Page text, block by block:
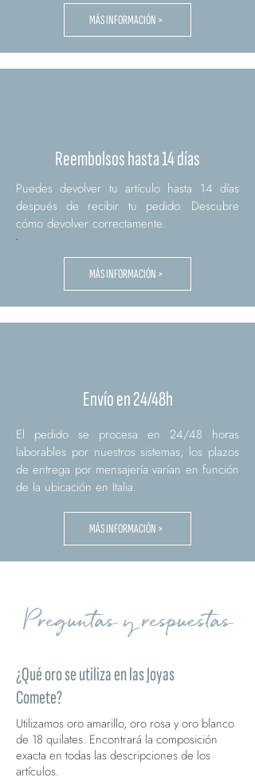
MÁS INFORMACIÓN >
Reembolsos hasta 14 días
Puedes devolver tu artículo hasta 14 días
después de recibir tu pedido. Descubre
cómo devolver correctamente.
MÁS INFORMACIÓN >
Envío en 24/48h
El pedido se procesa en 24/48 horas
laborables por nuestros sistemas, los plazos
de entrega por mensajería varían en función
de la ubicación en Italia.
MÁS INFORMACIÓN >
Preguntas y respuestas
¿Qué oro se utiliza en las Joyas
Comete?
Utilizamos oro amarillo, oro rosa y oro blanco
de 18 quilates. Encontrará la composición
exacta en todas las descripciones de los
artículos.